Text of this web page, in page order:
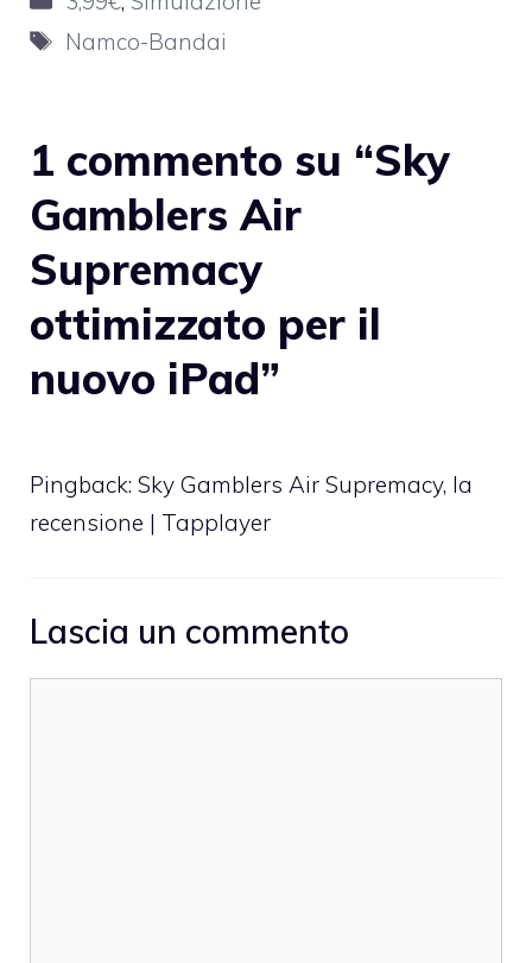
Tag
Namco-Bandai
1 commento su “Sky
Gamblers Air
Supremacy
ottimizzato per il
nuovo iPad”
Pingback: Sky Gamblers Air Supremacy, la
recensione | Tapplayer
Lascia un commento